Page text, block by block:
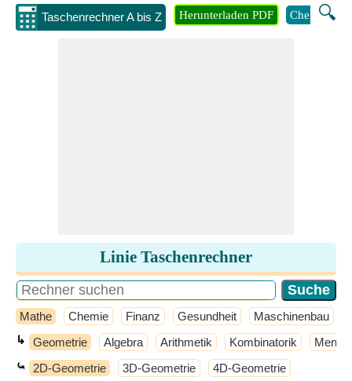
Taschenrechner A bis Z 🔍
Herunterladen PDF Chemie
Linie Taschenrechner
Mathe Chemie Finanz Gesundheit Maschinenbau
↳ Geometrie Algebra Arithmetik Kombinatorik
⤿ 2D-Geometrie 3D-Geometrie 4D-Geometrie